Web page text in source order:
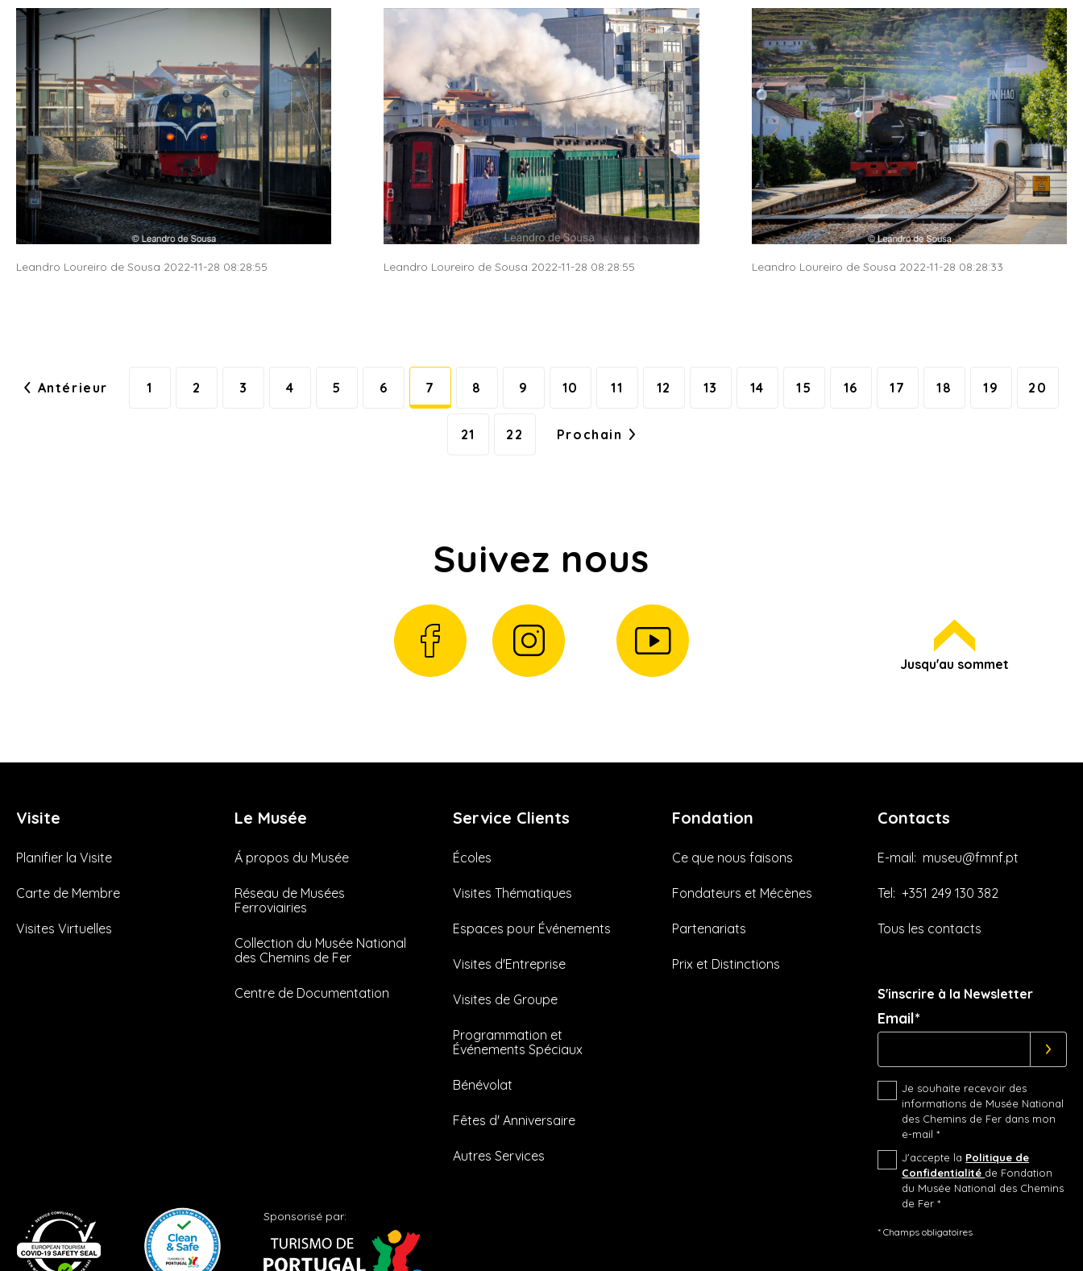
Leandro Loureiro de Sousa 2022-11-28 08:28:55 Leandro Loureiro de Sousa 2022-11-28 08:28:55 Leandro Loureiro de Sousa 2022-11-28 08:28:33
Antérieur 1 2 3 4 5 6 7 8 9 10 11 12 13 14 15 16 17 18 19 20
21 22 Prochain
Suivez nous
Jusqu'au sommet
Visite
Planifier la Visite
Carte de Membre
Visites Virtuelles
Le Musée
Á propos du Musée
Réseau de Musées
Ferroviairies
Collection du Musée National
des Chemins de Fer
Centre de Documentation
Service Clients
Écoles
Visites Thématiques
Espaces pour Événements
Visites d'Entreprise
Visites de Groupe
Programmation et
Événements Spéciaux
Bénévolat
Fêtes d' Anniversaire
Autres Services
Fondation
Ce que nous faisons
Fondateurs et Mécènes
Partenariats
Prix et Distinctions
Contacts
E-mail: museu@fmnf.pt
Tel: +351 249 130 382
Tous les contacts
S'inscrire à la Newsletter
Email*
Je souhaite recevoir des
informations de Musée National
des Chemins de Fer dans mon
e-mail *
J'accepte la Politique de
Confidentialité de Fondation
du Musée National des Chemins
de Fer *
* Champs obligatoires
Sponsorisé par: